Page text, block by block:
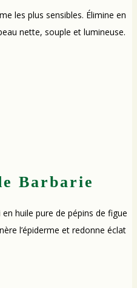
les plus sensibles. Élimine en
nette, souple et lumineuse.
Barbarie
huile pure de pépins de figue
l’épiderme et redonne éclat